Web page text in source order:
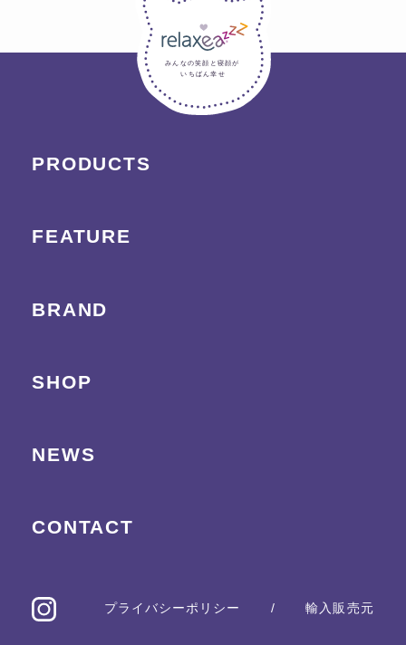
みんなの笑顔と寝顔が
いちばん幸せ
PRODUCTS
FEATURE
BRAND
SHOP
NEWS
CONTACT
プライバシーポリシー / 輸入販売元